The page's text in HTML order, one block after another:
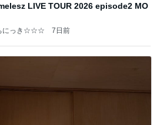
LIVE TOUR 2026 episode2 MO
にっき☆☆☆ 7日前